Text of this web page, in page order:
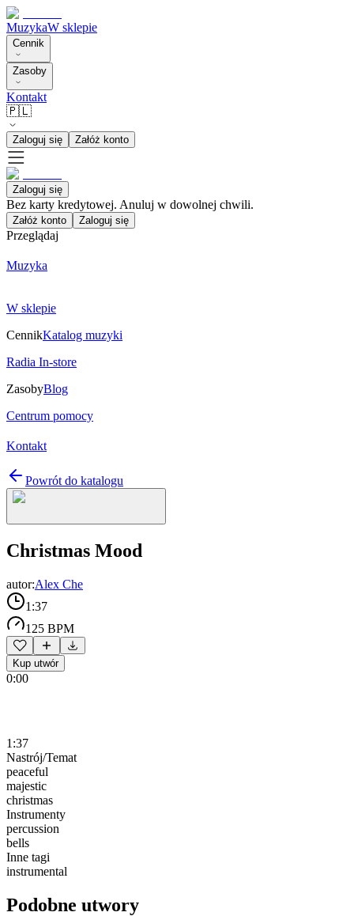
MuzykaW sklepie
Cennik
Zasoby
Kontakt
🇵🇱
Zaloguj się Załóż konto
Zaloguj się
Bez karty kredytowej. Anuluj w dowolnej chwili.
Załóż konto Zaloguj się
Przeglądaj
Muzyka
W sklepie
CennikKatalog muzyki
Radia In-store
ZasobyBlog
Centrum pomocy
Kontakt
Powrót do katalogu
Christmas Mood
autor:Alex Che
1:37
125 BPM
Kup utwór
0:00
1:37
Nastrój/Temat
peaceful
majestic
christmas
Instrumenty
percussion
bells
Inne tagi
instrumental
Podobne utwory